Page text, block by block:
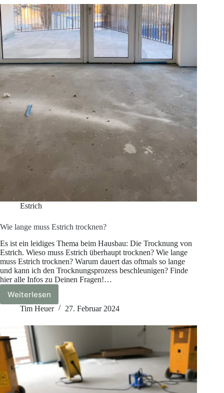
2026:
Arten,
Mindestdicken,
Trocknung
&
typische
Fehler
Estrich
Wie lange muss Estrich trocknen?
Es ist ein leidiges Thema beim Hausbau: Die Trocknung von
Estrich. Wieso muss Estrich überhaupt trocknen? Wie lange
muss Estrich trocknen? Warum dauert das oftmals so lange
und kann ich den Trocknungsprozess beschleunigen? Finde
hier alle Infos zu Deinen Fragen!…
Weiterlesen
Wie
lange
Estrich
trocknen?
Tim Heuer 27. Februar 2024